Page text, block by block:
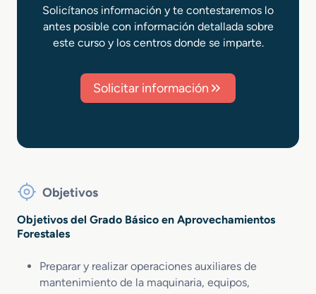
Solicítanos información y te contestaremos lo
antes posible con información detallada sobre
este curso y los centros donde se imparte.
Solicitar información
Objetivos
Objetivos del Grado Básico en Aprovechamientos
Forestales
Preparar y realizar operaciones auxiliares de
mantenimiento de la maquinaria, equipos,